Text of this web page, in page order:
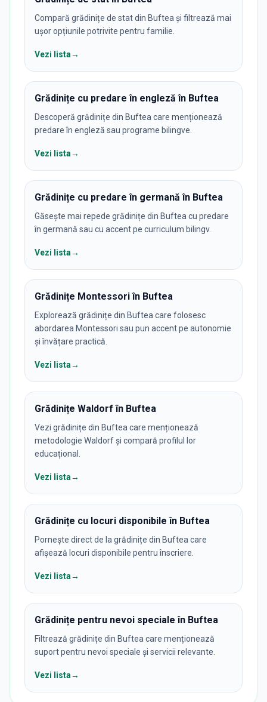
Compară grădinițe de stat din Buftea și filtrează mai
ușor opțiunile potrivite pentru familie.
Vezi lista→
Grădinițe cu predare în engleză în Buftea
Descoperă grădinițe din Buftea care menționează
predare în engleză sau programe bilingve.
Vezi lista→
Grădinițe cu predare în germană în Buftea
Găsește mai repede grădinițe din Buftea cu predare
în germană sau cu accent pe curriculum bilingv.
Vezi lista→
Grădinițe Montessori în Buftea
Explorează grădinițe din Buftea care folosesc
abordarea Montessori sau pun accent pe autonomie
și învățare practică.
Vezi lista→
Grădinițe Waldorf în Buftea
Vezi grădinițe din Buftea care menționează
metodologie Waldorf și compară profilul lor
educațional.
Vezi lista→
Grădinițe cu locuri disponibile în Buftea
Pornește direct de la grădinițe din Buftea care
afișează locuri disponibile pentru înscriere.
Vezi lista→
Grădinițe pentru nevoi speciale în Buftea
Filtrează grădinițe din Buftea care menționează
suport pentru nevoi speciale și servicii relevante.
Vezi lista→